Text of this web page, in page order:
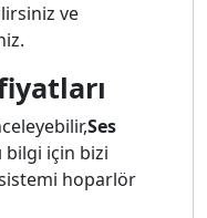
ve
Ses
bilgi için bizi
hoparlör